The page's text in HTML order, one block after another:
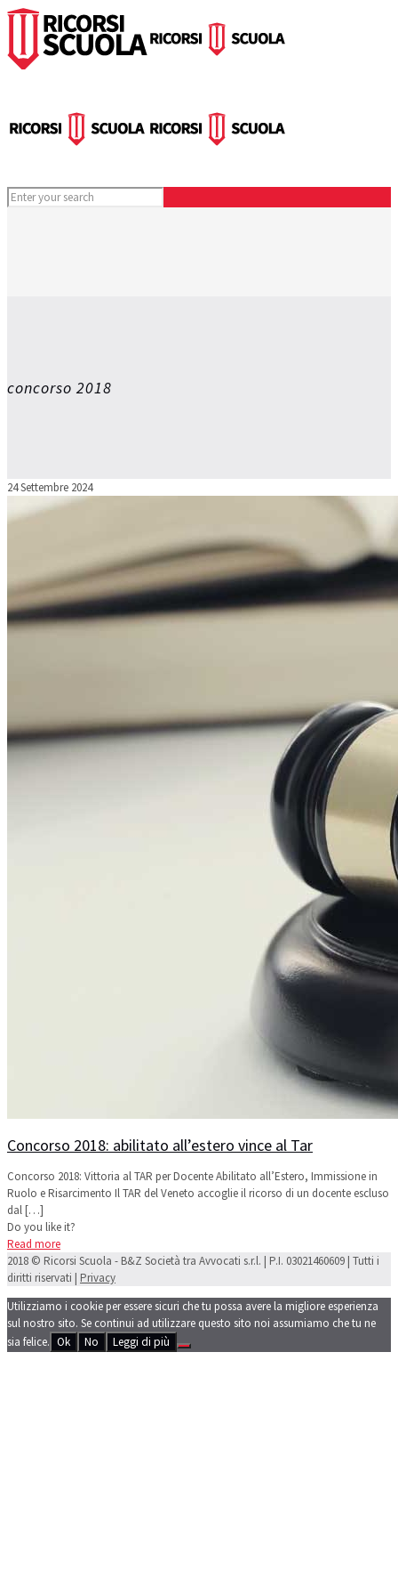
concorso 2018
24 Settembre 2024
Concorso 2018: abilitato all’estero vince al Tar
Concorso 2018: Vittoria al TAR per Docente Abilitato all’Estero, Immissione in
Ruolo e Risarcimento Il TAR del Veneto accoglie il ricorso di un docente escluso
dal[…]
Do you like it?
Read more
2018 © Ricorsi Scuola - B&Z Società tra Avvocati s.r.l. | P.I. 03021460609 | Tutti i
diritti riservati | Privacy
Utilizziamo i cookie per essere sicuri che tu possa avere la migliore esperienza
sul nostro sito. Se continui ad utilizzare questo sito noi assumiamo che tu ne
sia felice. Ok No Leggi di più